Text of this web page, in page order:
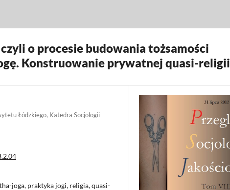
czyli o procesie budowania tożsamości
Konstruowanie prywatnej quasi-religii
Łódzkiego, Katedra Socjologii
joga, praktyka jogi, religia, quasi-